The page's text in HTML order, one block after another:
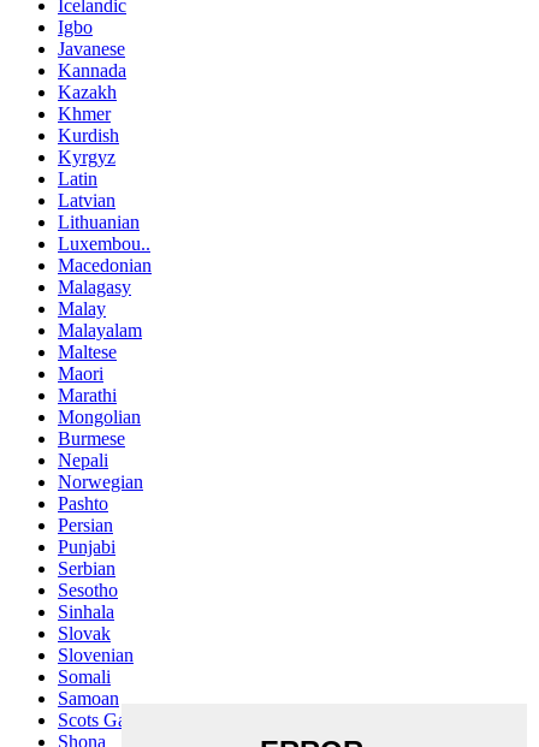
Icelandic
Igbo
Javanese
Kannada
Kazakh
Khmer
Kurdish
Kyrgyz
Latin
Latvian
Lithuanian
Luxembou..
Macedonian
Malagasy
Malay
Malayalam
Maltese
Maori
Marathi
Mongolian
Burmese
Nepali
Norwegian
Pashto
Persian
Punjabi
Serbian
Sesotho
Sinhala
Slovak
Slovenian
Somali
Samoan
Scots Gaelic
Shona